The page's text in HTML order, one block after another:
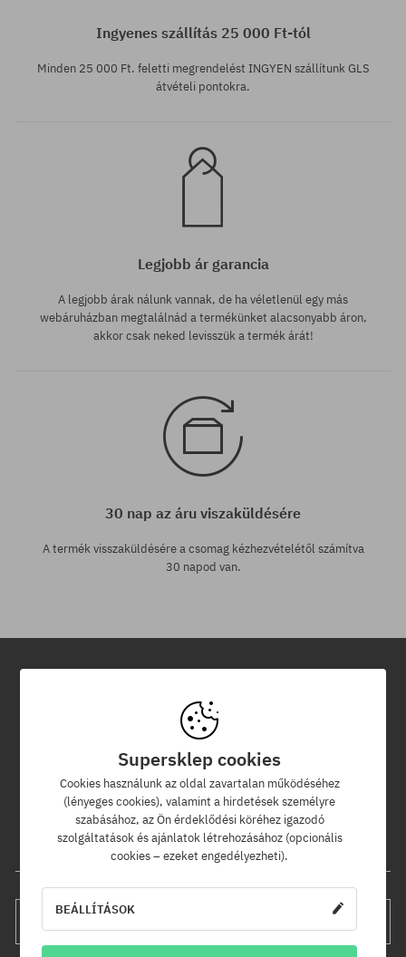
Ingyenes szállítás 25 000 Ft-tól
Minden 25 000 Ft. feletti megrendelést INGYEN szállítunk GLS
átvételi pontokra.
Legjobb ár garancia
A legjobb árak nálunk vannak, de ha véletlenül egy más
webáruházban megtalálnád a termékünket alacsonyabb áron,
akkor csak neked levisszük a termék árát!
30 nap az áru viszaküldésére
A termék visszaküldésére a csomag kézhezvételétől számítva
30 napod van.
Hírlevél
Iratkozz fel hírlevelünkre és értesülj az elsők között új termékeinkről
és kedvezményeinkről!
Ráadásul kapsz egy -5% kedvezménykódot az egész
rendelésedre!
Supersklep cookies
Cookies használunk az oldal zavartalan működéséhez
(lényeges cookies), valamint a hirdetések személyre
szabásához, az Ön érdeklődési köréhez igazodó
szolgáltatások és ajánlatok létrehozásához (opcionális
cookies – ezeket engedélyezheti).
BEÁLLÍTÁSOK